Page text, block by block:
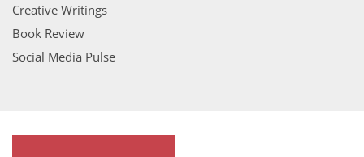
Creative Writings
Book Review
Social Media Pulse